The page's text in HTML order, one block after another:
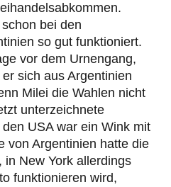
bei den
so gut funktioniert.
vor dem Urnengang,
sich aus Argentinien
Milei die Wahlen nicht
unterzeichnete
USA war ein Wink mit
von Argentinien hatte die
in New York allerdings
funktionieren wird,